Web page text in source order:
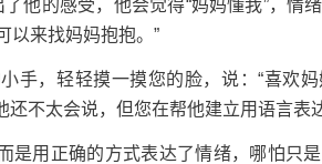
他的感受，他会觉得“妈妈懂我”，情
以来找妈妈抱抱。”
，轻轻摸一摸您的脸，说：“喜欢妈
还不太会说，但您在帮他建立用语言表
用正确的方式表达了情绪，哪怕只